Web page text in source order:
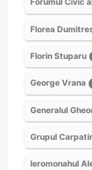
Forumul Civic
Florea
Florin Stuparu
George Vrana
Generalul
Grupul
Ieromonahul